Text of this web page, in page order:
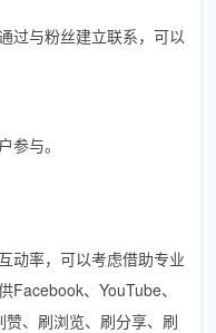
过与粉丝建立联系，可以
参与。
动率，可以考虑借助专业
Facebook、YouTube、
、刷浏览、刷分享、刷